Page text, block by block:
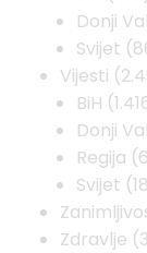
Donji
Svijet
Vijesti
BiH
Donji
Regija
Svijet
Zdravlje